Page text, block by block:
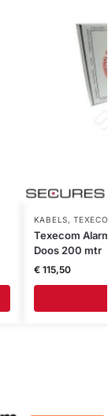
KABELS,
Texecom
Doos 200 mtr
€115,50